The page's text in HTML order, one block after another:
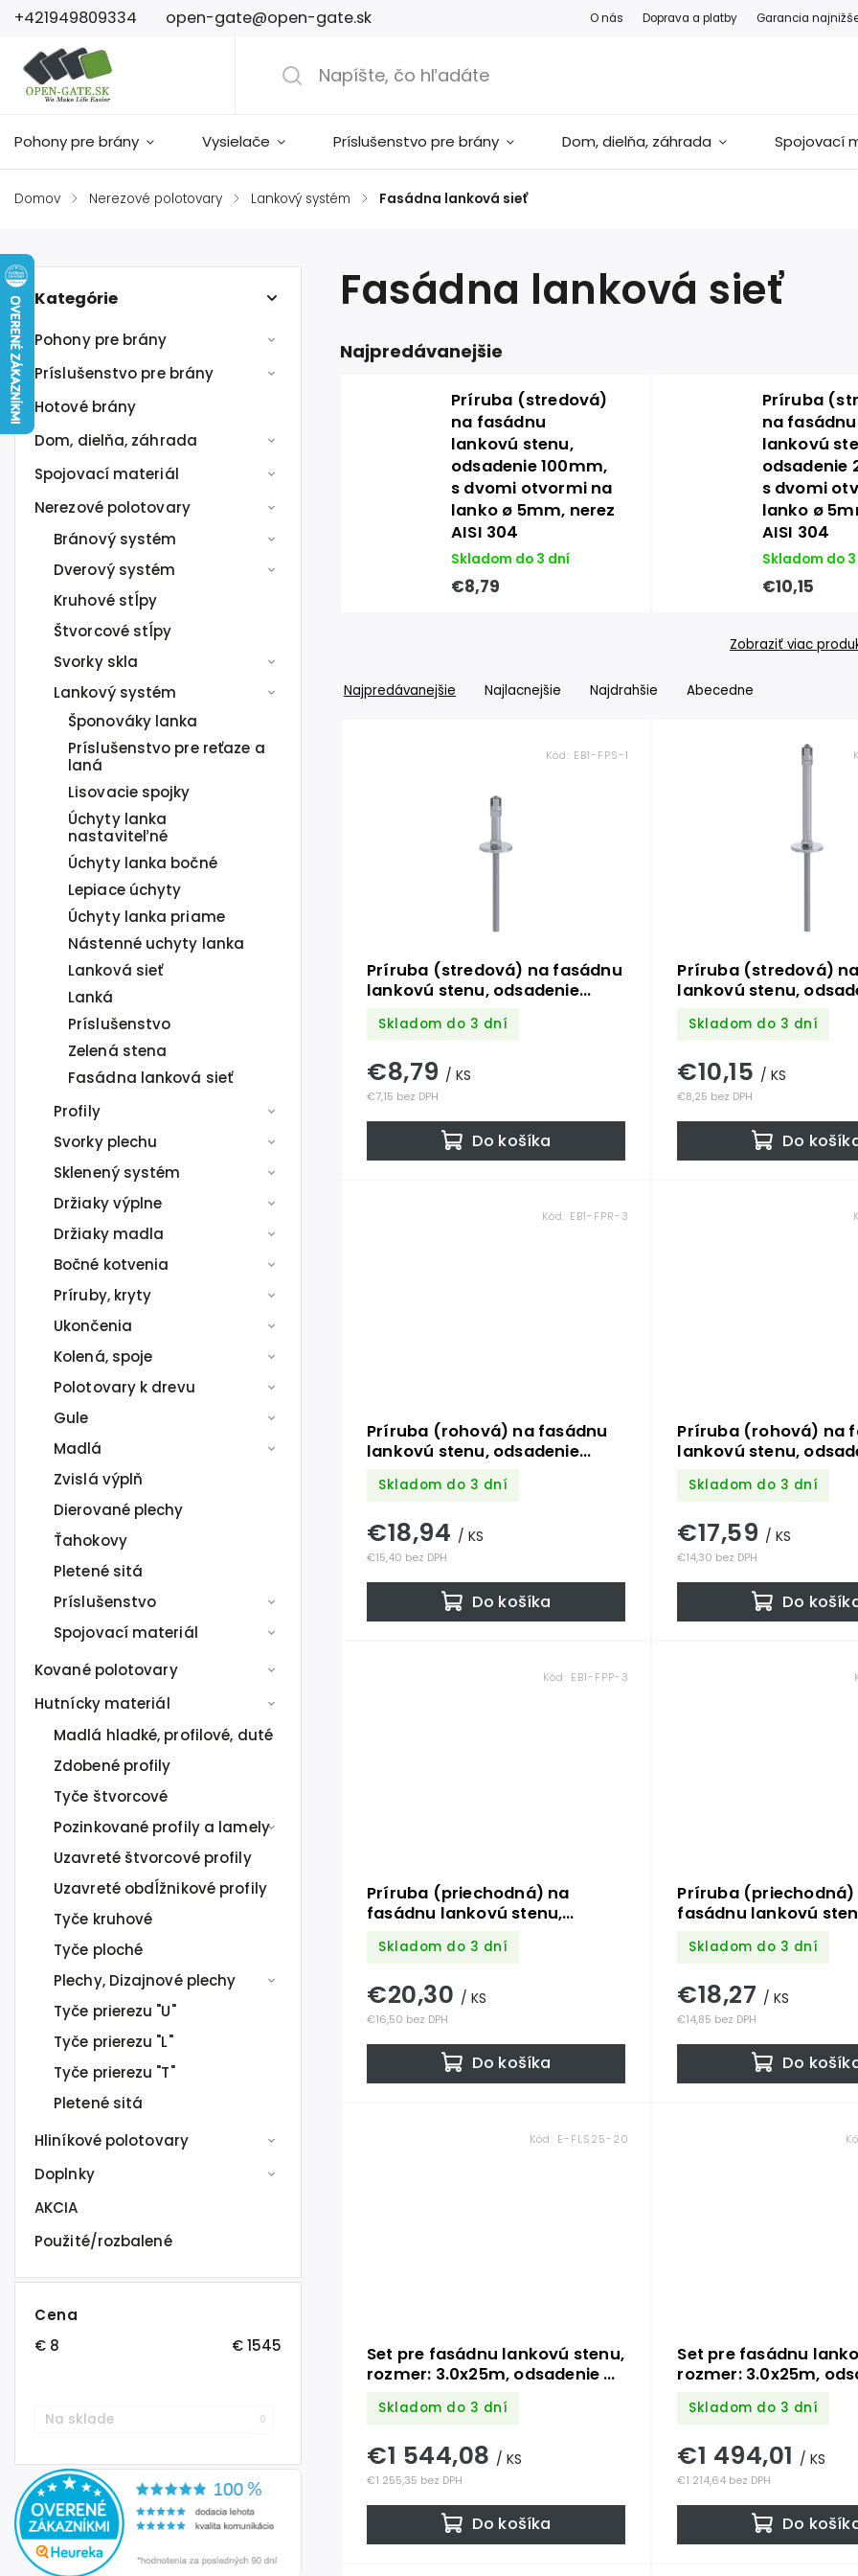
+421949809334 open-gate@open-gate.sk O nás Doprava a platby Garancia
Pohony pre brány Vysielače Príslušenstvo pre brány Dom, dielňa, záhrada Spojovací
Domov / Nerezové polotovary / Lankový systém / Fasádna lanková sieť
Kategórie
Pohony pre brány
Príslušenstvo pre brány
Hotové brány
Dom, dielňa, záhrada
Spojovací materiál
Nerezové polotovary
Bránový systém
Dverový systém
Kruhové stĺpy
Štvorcové stĺpy
Svorky skla
Lankový systém
Šponováky lanka
Príslušenstvo pre reťaze a
laná
Lisovacie spojky
Úchyty lanka
nastaviteľné
Úchyty lanka bočné
Lepiace úchyty
Úchyty lanka priame
Nástenné uchyty lanka
Lanková sieť
Lanká
Príslušenstvo
Zelená stena
Fasádna lanková sieť
Profily
Svorky plechu
Sklenený systém
Držiaky výplne
Držiaky madla
Bočné kotvenia
Príruby, kryty
Ukončenia
Kolená, spoje
Polotovary k drevu
Gule
Madlá
Zvislá výplň
Dierované plechy
Ťahokovy
Pletené sitá
Príslušenstvo
Spojovací materiál
Kované polotovary
Hutnícky materiál
Madlá hladké, profilové, duté
Zdobené profily
Tyče štvorcové
Pozinkované profily a lamely
Uzavreté štvorcové profily
Uzavreté obdĺžnikové profily
Tyče kruhové
Tyče ploché
Plechy, Dizajnové plechy
Tyče prierezu "U"
Tyče prierezu "L"
Tyče prierezu "T"
Pletené sitá
Hliníkové polotovary
Doplnky
AKCIA
Použité/rozbalené
Cena
€ 8 €1545
Na sklade 0
Fasádna lanková sieť
Najpredávanejšie
Príruba (stredová)
na fasádnu
lankovú stenu,
odsadenie 100mm,
s dvomi otvormi na
lanko ø 5mm, nerez
AISI 304
Skladom do 3 dní
€8,79
Príruba
na fasádnu
lankovú
odsadenie
s dvomi
lanko ø
AISI 304
Skladom do
€10,15
Zobraziť viac
Najpredávanejšie Najlacnejšie Najdrahšie Abecedne
Príruba (stredová) na fasádnu
lankovú stenu, odsadenie
lanko ø 5mm, nerez AISI 304
Skladom do 3 dní
€7,15 bez DPH
€8,79 / KS
Do košíka
Kód: EB1-FPS-1
Príruba (stredová)
lankovú stenu,
lanko ø 5mm, nerez
Skladom do 3 dní
€8,25 bez DPH
€10,15 / KS
Do
Príruba (rohová) na fasádnu
lankovú stenu, odsadenie
závitmi M8, brúsená nerez
Skladom do 3 dní
€15,40 bez DPH
€18,94 / KS
Do košíka
Kód: EB1-FPR-3
Príruba (rohová) na
lankovú stenu,
závitmi M8, brúsená
Skladom do 3 dní
€14,30 bez DPH
€17,59 / KS
Do
Príruba (priechodná) na
fasádnu lankovú stenu,
max ø6mm, so závitom M8,
Skladom do 3 dní
€16,50 bez DPH
€20,30 / KS
Do košíka
Kód: EB1-FPP-3
Príruba (priechodná)
fasádnu lankovú
max ø6mm, so
Skladom do 3 dní
€14,85 bez DPH
€18,27 / KS
Do
Set pre fasádnu lankovú stenu,
rozmer: 3.0x25m, odsadenie od
kombinácia AISI 304 a 316.
komponentov
Skladom do 3 dní
€1 255,35 bez DPH
€1 544,08 / KS
Do košíka
Kód: E-FLS25-20
Set pre fasádnu
rozmer: 3.0x25m,
kombinácia AISI 304 a
komponentov
Skladom do 3 dní
€1 214,64 bez DPH
€1 494,01 / KS
Do